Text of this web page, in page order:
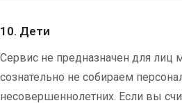
10. Дети
Сервис не предназначен для
сознательно не собираем
несовершеннолетних. Если вы